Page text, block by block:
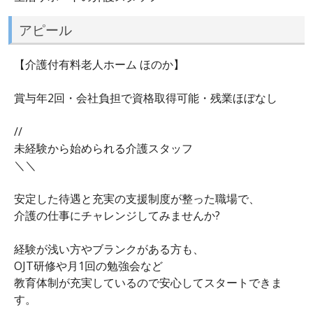
アピール
【介護付有料老人ホーム ほのか】
賞与年2回・会社負担で資格取得可能・残業ほぼなし
//
未経験から始められる介護スタッフ
＼＼
安定した待遇と充実の支援制度が整った職場で、
介護の仕事にチャレンジしてみませんか?
経験が浅い方やブランクがある方も、
OJT研修や月1回の勉強会など
教育体制が充実しているので安心してスタートできま
す。